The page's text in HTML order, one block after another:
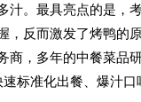
汁。最具亮点的是，
，反而激发了烤鸭的
商，多年的中餐菜品
标准化出餐、爆汁